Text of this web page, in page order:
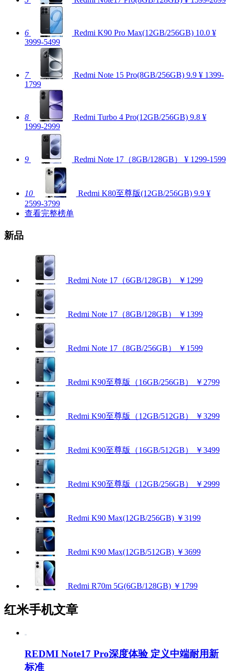
6 Redmi K90 Pro Max(12GB/256GB) 10.0 ¥
3999-5499
7 Redmi Note 15 Pro(8GB/256GB) 9.9 ¥ 1399-
1799
8 Redmi Turbo 4 Pro(12GB/256GB) 9.8 ¥
1999-2999
9 Redmi Note 17（8GB/128GB） ¥ 1299-1599
10 Redmi K80至尊版(12GB/256GB) 9.9 ¥
2599-3799
查看完整榜单
新品
Redmi Note 17（6GB/128GB） ￥1299
Redmi Note 17（8GB/128GB） ￥1399
Redmi Note 17（8GB/256GB） ￥1599
Redmi K90至尊版（16GB/256GB） ￥2799
Redmi K90至尊版（12GB/512GB） ￥3299
Redmi K90至尊版（16GB/512GB） ￥3499
Redmi K90至尊版（12GB/256GB） ￥2999
Redmi K90 Max(12GB/256GB) ￥3199
Redmi K90 Max(12GB/512GB) ￥3699
Redmi R70m 5G(6GB/128GB) ￥1799
红米手机文章
REDMI Note17 Pro深度体验 定义中端耐用新
标准